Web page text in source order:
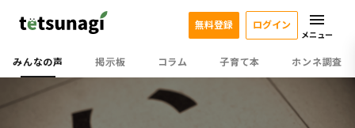
みんなの声 掲示板 コラム 子育て本 ホンネ調査
無料登録 ログイン
メニュー